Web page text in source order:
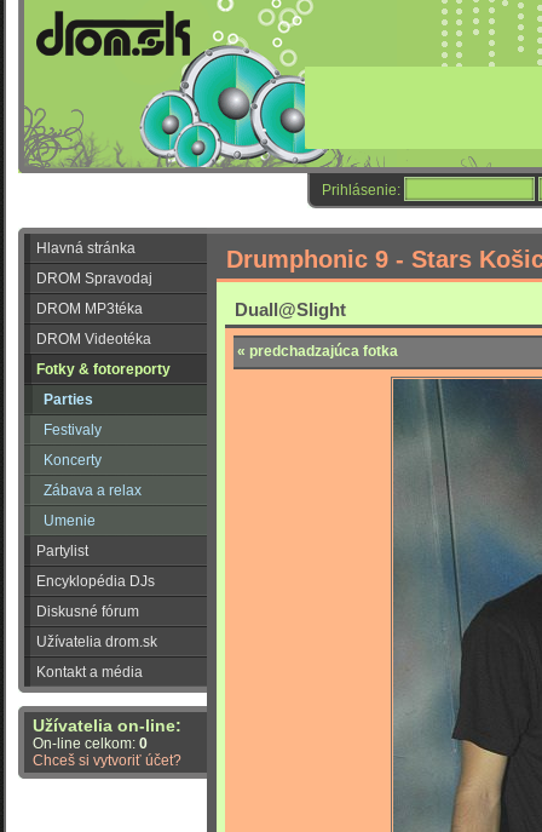
Prihlásenie:
Hlavná stránka
DROM Spravodaj
DROM MP3téka
DROM Videotéka
Fotky & fotoreporty
Parties
Festivaly
Koncerty
Zábava a relax
Umenie
Partylist
Encyklopédia DJs
Diskusné fórum
Užívatelia drom.sk
Kontakt a média
Užívatelia on-line:
On-line celkom: 0
Chceš si vytvoriť účet?
Drumphonic 9 - Stars
Duall@Slight
« predchadzajúca fotka